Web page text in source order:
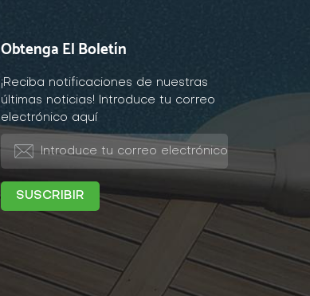
Obtenga El Boletín
¡Reciba notificaciones de nuestras
últimas noticias! Introduce tu correo
electrónico aquí